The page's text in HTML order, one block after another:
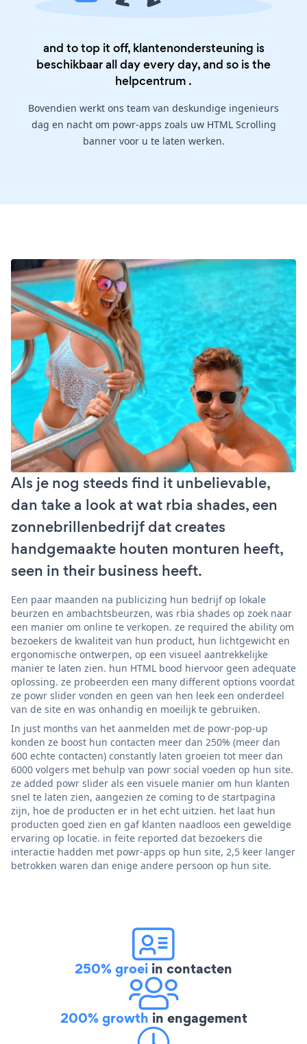
and to top it off, klantenondersteuning is
beschikbaar all day every day, and so is the
helpcentrum .
Bovendien werkt ons team van deskundige ingenieurs
dag en nacht om powr-apps zoals uw HTML Scrolling
banner voor u te laten werken.
Als je nog steeds find it unbelievable,
dan take a look at wat rbia shades, een
zonnebrillenbedrijf dat creates
handgemaakte houten monturen heeft,
seen in their business heeft.
Een paar maanden na publicizing hun bedrijf op lokale
beurzen en ambachtsbeurzen, was rbia shades op zoek naar
een manier om online te verkopen. ze required the ability om
bezoekers de kwaliteit van hun product, hun lichtgewicht en
ergonomische ontwerpen, op een visueel aantrekkelijke
manier te laten zien. hun HTML bood hiervoor geen adequate
oplossing. ze probeerden een many different options voordat
ze powr slider vonden en geen van hen leek een onderdeel
van de site en was onhandig en moeilijk te gebruiken.
In just months van het aanmelden met de powr-pop-up
konden ze boost hun contacten meer dan 250% (meer dan
600 echte contacten) constantly laten groeien tot meer dan
6000 volgers met behulp van powr social voeden op hun site.
ze added powr slider als een visuele manier om hun klanten
snel te laten zien, aangezien ze coming to de startpagina
zijn, hoe de producten er in het echt uitzien. het laat hun
producten goed zien en gaf klanten naadloos een geweldige
ervaring op locatie. in feite reported dat bezoekers die
interactie hadden met powr-apps op hun site, 2,5 keer langer
betrokken waren dan enige andere persoon op hun site.
250% groei in contacten
200% growth in engagement